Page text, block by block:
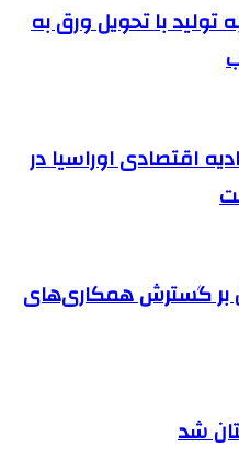
تولید با تحویل ورق به
اقتصادی اوراسیا در
بر گسترش همکاری‌های
شد